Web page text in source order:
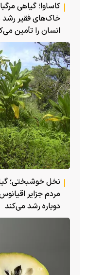
کاساوا؛ گیاهی
خاک‌های فقیر رشد
انسان را تأمین
نخل خوشبختی؛
مردم جزایر
دوباره رشد می‌کند